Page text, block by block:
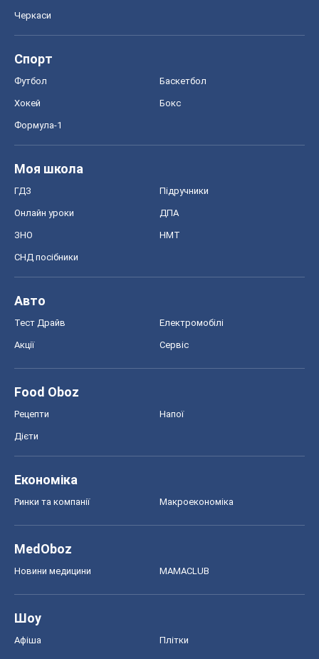
Черкаси
Спорт
Футбол Баскетбол
Хокей Бокс
Формула-1
Моя школа
ГДЗ Підручники
Онлайн уроки ДПА
ЗНО НМТ
СНД посібники
Авто
Тест Драйв Електромобілі
Акції Сервіс
Food Oboz
Рецепти Напої
Дієти
Економіка
Ринки та компанії Макроекономіка
MedOboz
Новини медицини MAMACLUB
Шоу
Афіша Плітки